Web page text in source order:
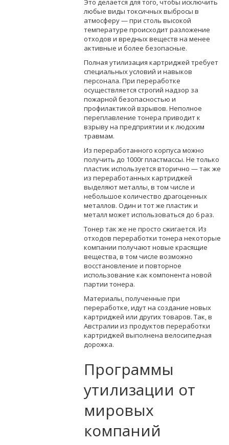
любые виды токсичных выбросы в
атмосферу — при столь высокой
температуре происходит разложение
отходов и вредных веществ на менее
активные и более безопасные.
Полная утилизация картриджей требует
специальных условий и навыков
персонала. При переработке
осуществляется строгий надзор за
пожарной безопасностью и
профилактикой взрывов. Неполное
переплавление тонера приводит к
взрыву на предприятии и к людским
травмам.
Из переработанного корпуса можно
получить до 1000г пластмассы. Не только
пластик используется вторично — так же
из переработанных картриджей
выделяют металлы, в том числе и
небольшое количество драгоценных
металлов. Один и тот же пластик и
металл может использоваться до 6 раз.
Тонер так же не просто сжигается. Из
отходов переработки тонера некоторые
компании получают новые красящие
вещества, в том числе возможно
восстановление и повторное
использование как компонента новой
партии тонера.
Материалы, полученные при
переработке, идут на создание новых
картриджей или других товаров. Так, в
Австралии из продуктов переработки
картриджей выполнена велосипедная
дорожка.
Программы
утилизации от
мировых
компаний